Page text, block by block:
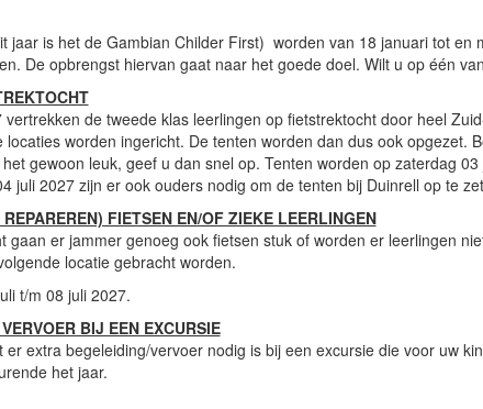
jaar is het de Gambian Childer First) worden van 18 januari tot en
De opbrengst hiervan gaat naar het goede doel. Wilt u op één
de tweede klas leerlingen op fietstrektocht door heel
worden ingericht. De tenten worden dan dus ook opgezet.
gewoon leuk, geef u dan snel op. Tenten worden op zaterdag
juli 2027 zijn er ook ouders nodig om de tenten bij Duinrell op te
FIETSEN EN/OF ZIEKE LEERLINGEN
gaan er jammer genoeg ook fietsen stuk of worden er leerlingen
locatie gebracht worden.
t/m 08 juli 2027.
BIJ EEN EXCURSIE
er extra begeleiding/vervoer nodig is bij een excursie die voor uw
het jaar.